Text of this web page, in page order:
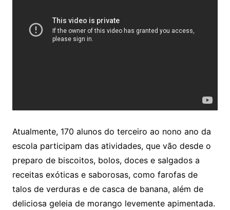
Atualmente, 170 alunos do terceiro ao nono ano da
escola participam das atividades, que vão desde o
preparo de biscoitos, bolos, doces e salgados a
receitas exóticas e saborosas, como farofas de
talos de verduras e de casca de banana, além de
deliciosa geleia de morango levemente apimentada.